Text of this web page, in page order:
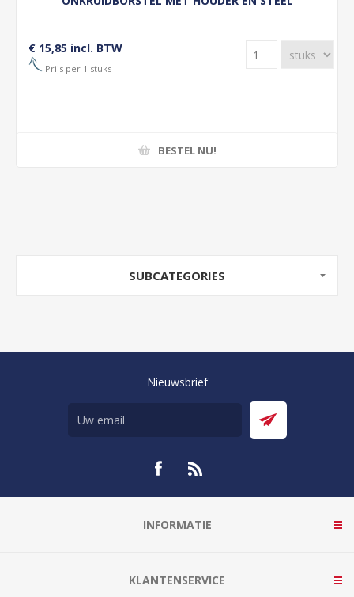
€ 15,85 incl. BTW
Prijs per 1 stuks
BESTEL NU!
SUBCATEGORIES
Nieuwsbrief
INFORMATIE
KLANTENSERVICE